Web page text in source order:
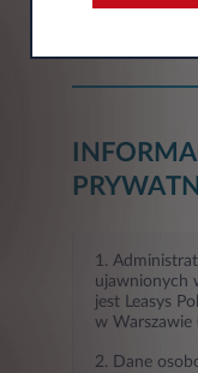
1.
ujawnionych
jest Leasys
w Warszawie
2. Dane